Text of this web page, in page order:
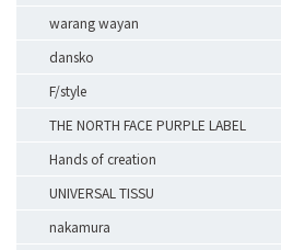
warang wayan
dansko
F/style
THE NORTH FACE PURPLE LABEL
Hands of creation
UNIVERSAL TISSU
nakamura